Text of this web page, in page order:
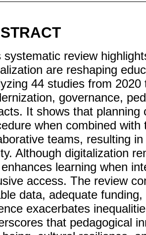
systematic review
are reshaping
44 studies from
governance,
It shows that
when combined
teams, resulting
Although digitalization
learning when
access. The review
data, adequate
exacerbates
that pedagogical